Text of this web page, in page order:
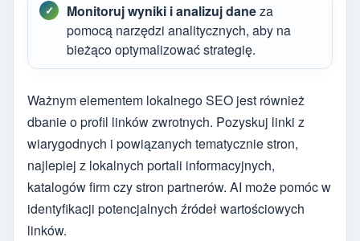
Monitoruj wyniki i analizuj daneza
pomocą narzędzi analitycznych, aby na
bieżąco optymalizować strategię.
Ważnym elementem lokalnego SEO jest również
dbanie o profil linków zwrotnych. Pozyskuj linki z
wiarygodnych i powiązanych tematycznie stron,
najlepiej z lokalnych portali informacyjnych,
katalogów firm czy stron partnerów. AI może pomóc w
identyfikacji potencjalnych źródeł wartościowych
linków.